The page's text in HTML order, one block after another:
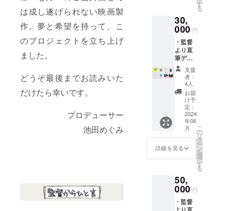
は成し遂げられない映画製
作。夢と希望を持って、こ
のプロジェクトを立ち上げ
ました。
どうぞ最後までお読みいた
だけたら幸いです。
プロデューサー
池田めぐみ
XL：身
丈78/身
巾58/肩
巾53/袖
丈24/身
長181 ※
素材：
綿100%
S：身丈
66/身巾
49/肩巾
44/袖丈
19/身長
163
M：身
丈70/身
巾52/肩
巾47/袖
丈20/身
長170
L：身丈
74/身巾
55/肩巾
50/袖丈
22/身長
巾58/肩
巾53/袖
丈24/身
長181 ※
期間限
■「なっ
ちゃんT
シャ
ツ」は
【監督
オリジ
ナルデ
ザイ
ン】
【中村
一夫オ
リジナ
ルデザ
イン】
より1枚
お選び
くださ
目（監
督デザ
イ
ン）、4
す
る
30,
000 円
・監督
より直
筆デー
タ御礼
メール
・隠岐
島うち
わ ・
なっ
ちゃんT
シャツ
（2枚）
・映画
配信
URL（
期間限
都内試
写会ご
招待
■「なっ
支援
者：
4人
お届
け予
定：
2024
年06
月
詳細を見る
こ
の
リ
タ
ー
ン
を
選
択
す
る
50,
000 円
・監督